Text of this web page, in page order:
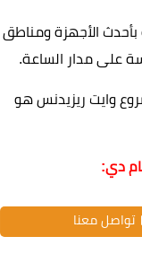
الأجهزة ومناطق
على مدار الساعة.
وايت ريزيدنس هو
دي:
تواصل معنا